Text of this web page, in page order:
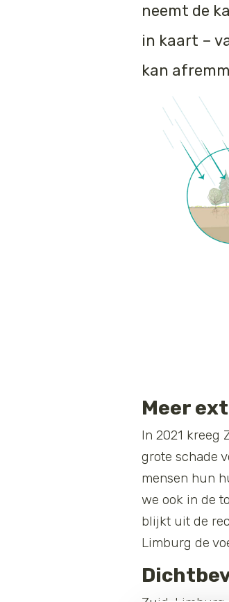
neemt de
in kaart –
kan
Meer
In 2021 kreeg
grote schade
mensen hun
we ook in de
blijkt uit de
Limburg de